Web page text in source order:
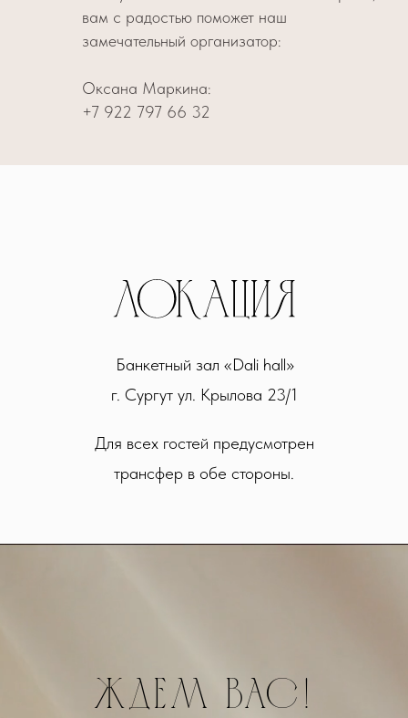
вам с радостью поможет наш
замечательный организатор:
Оксана Маркина:
+7 922 797 66 32
Банкетный зал «Dali hall»
г. Сургут ул. Крылова 23/1
Для всех гостей предусмотрен
трансфер в обе стороны.
ждем вас!